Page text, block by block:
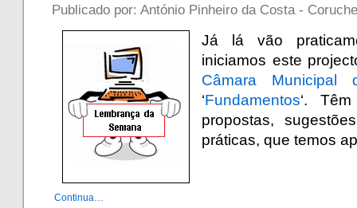
Publicado por: António Pinheiro da Costa -
Já lá vão
iniciamos este
Câmara Municipal
‘Fundamentos‘.
propostas,
práticas, que temos
Continua…